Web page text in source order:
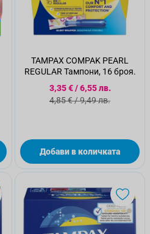
TAMPAX COMPAK PEARL
REGULAR Тампони, 16 броя.
Специална цена
3,35 €/6,55 лв.
Стандартна цена
4,85 €/9,49 лв.
Добави в количката